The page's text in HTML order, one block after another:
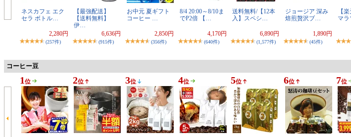
ネスカフェ エク
セラ ボトル…
2,280円
(257件)
【最強配送】
【送料無料】
伊…
6,636円
(915件)
お中元 夏ギフト
コーヒー …
2,850円
(356件)
8/4 20:00～8/10ま
でP2倍 【…
4,170円
(640件)
送料無料/【12本
入】スペシ…
6,890円
(1,577件)
ジョージア 深み
焙煎贅沢ブ…
1,890円
(45件)
【
マラ
コーヒー豆
1 位 2位 3位 4位 5位 6位 7位